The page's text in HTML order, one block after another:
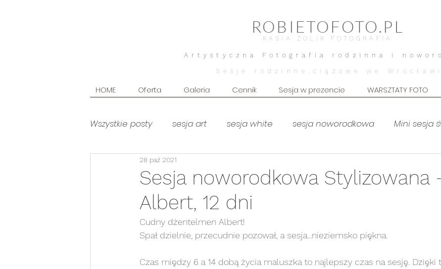
ROBIETOFOTO.PL
KASIA ŻOLIK FOTOGRAFIA
Artystyczna Fotografia rodzinna i
Sesje rodzinne,ciążowe we
HOME Oferta Galeria Cennik Sesja w prezencie WARSZTATY FOTO
Wszystkie posty sesja art sesja white sesja noworodkowa Mini sesja
poradniki Produkty foto
sesja brzuszkowa WHITE Sesja dziecięca
sesja na roczek sesja noworodkowa art sesja noworodkowa stylizowana
Sesja noworodkowa Stylizowana
Albert, 12 dni
28 paź 2021
Cudny dżentelmen Albert!
Spał dzielnie, przecudnie pozował, a sesja...nieziemsko piękna.
Czas między 6 a 14 dobą życia maluszka to najlepszy czas na sesję. Dzięki